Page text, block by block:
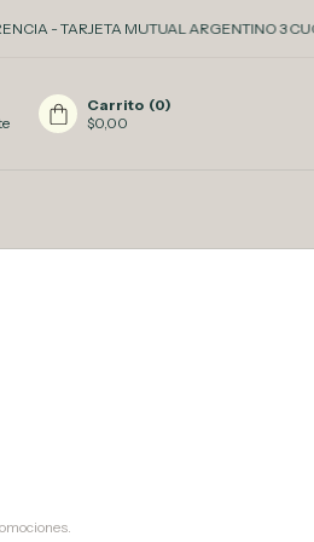
MUTUAL ARGENTINO 3 CUOTAS
Carrito (0)
$0,00